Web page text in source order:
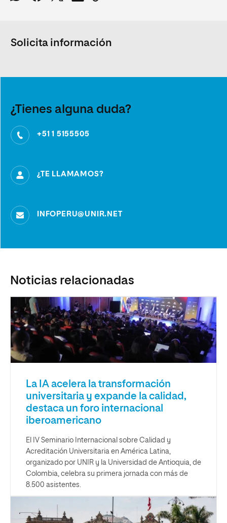
Solicita información
¿Tienes alguna duda?
+51 1 5155505
¿TE LLAMAMOS?
INFOPERU@UNIR.NET
Noticias relacionadas
La IA acelera la transformación
universitaria y expande la calidad,
destaca un foro internacional
iberoamericano
El IV Seminario Internacional sobre Calidad y
Acreditación Universitaria en América Latina,
organizado por UNIR y la Universidad de Antioquia, de
Colombia, celebra su primera jornada con más de
8.500 asistentes.